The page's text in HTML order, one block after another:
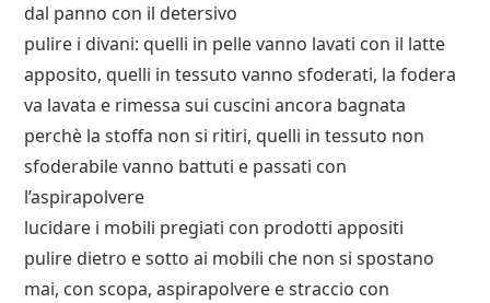
dal panno con il detersivo
pulire i divani: quelli in pelle vanno lavati con il latte
apposito, quelli in tessuto vanno sfoderati, la fodera
va lavata e rimessa sui cuscini ancora bagnata
perchè la stoffa non si ritiri, quelli in tessuto non
sfoderabile vanno battuti e passati con
l’aspirapolvere
lucidare i mobili pregiati con prodotti appositi
pulire dietro e sotto ai mobili che non si spostano
mai, con scopa, aspirapolvere e straccio con